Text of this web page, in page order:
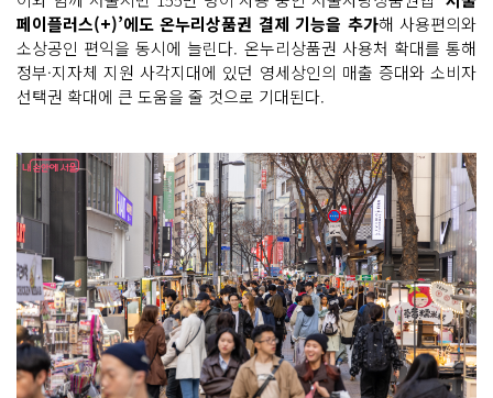
페이플러스(+)’에도 온누리상품권 결제 기능을 추가해 사용편의와
소상공인 편익을 동시에 늘린다. 온누리상품권 사용처 확대를 통해
정부·지자체 지원 사각지대에 있던 영세상인의 매출 증대와 소비자
선택권 확대에 큰 도움을 줄 것으로 기대된다.